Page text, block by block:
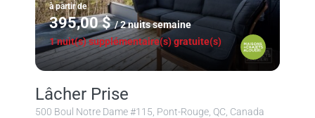
à partir de
395,00 $ / 2 nuits semaine
1 nuit(s) supplémentaire(s) gratuite(s)
Lâcher Prise
500 Boul Notre Dame #115, Pont-Rouge, QC, Canada